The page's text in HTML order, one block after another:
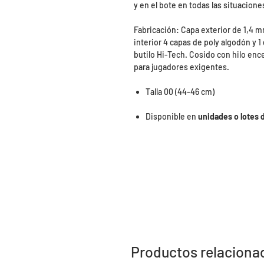
y en el bote en todas las
Fabricación: Capa exterior de 1,4
interior 4 capas de poly algodón y
butilo Hi-Tech. Cosido con hilo
para jugadores exigentes.
Talla 00 (44-46 cm)
Disponible en unidades o lotes
Productos